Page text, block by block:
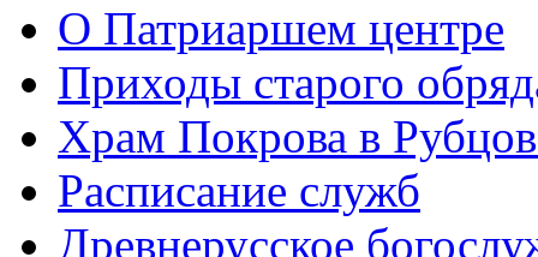
О Патриаршем центре
Приходы старого
Храм Покрова в
Расписание служб
Древнерусское